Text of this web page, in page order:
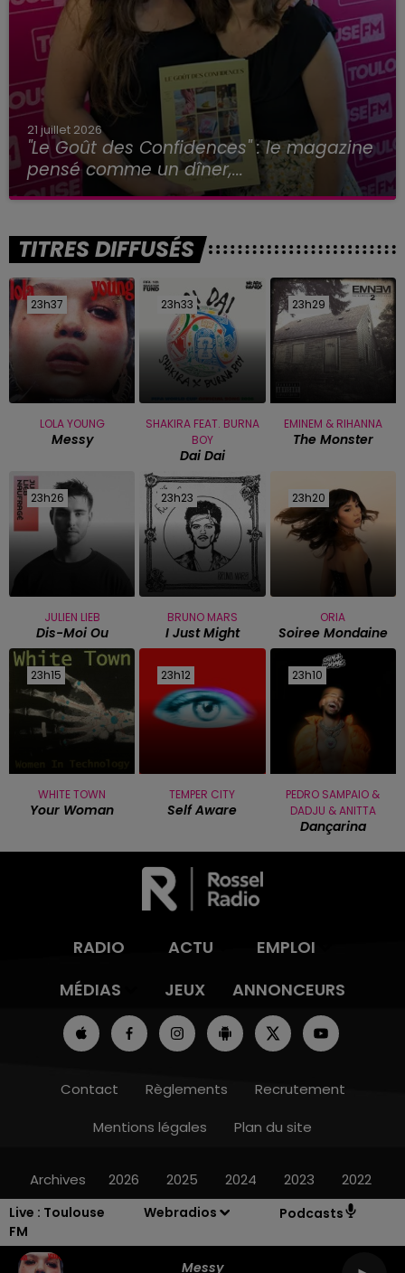
Live : Toulouse
FM
Webradios Podcasts
Messy
21 juillet 2026
"Le Goût des Confidences" : le magazine
pensé comme un dîner,...
TITRES DIFFUSÉS
23h37
23h37
LOLA YOUNG
Messy
23h33
23h33
SHAKIRA FEAT. BURNA
BOY
Dai Dai
23h29
23h29
EMINEM & RIHANNA
The Monster
23h26
23h26
JULIEN LIEB
Dis-Moi Ou
23h23
23h23
BRUNO MARS
I Just Might
23h20
23h20
ORIA
Soiree Mondaine
23h15
23h15
WHITE TOWN
Your Woman
23h12
23h12
TEMPER CITY
Self Aware
23h10
23h10
PEDRO SAMPAIO &
DADJU & ANITTA
Dançarina
RADIO ACTU
EMPLOI
MÉDIAS
JEUX ANNONCEURS
Contact Règlements
Recrutement
Mentions légales
Plan du site
Archives 2026 2025 2024 2023 2022